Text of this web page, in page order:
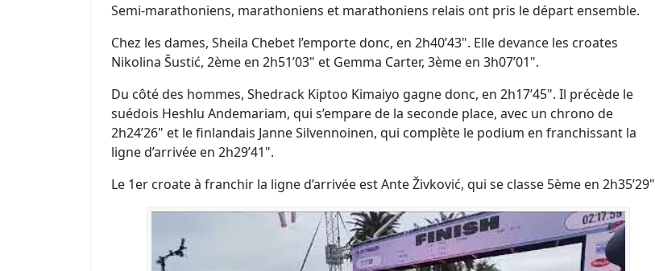
Semi-marathoniens, marathoniens et marathoniens relais ont pris le départ ensemble.
Chez les dames, Sheila Chebet l’emporte donc, en 2h40’43". Elle devance les croates
Nikolina Šustić, 2ème en 2h51’03" et Gemma Carter, 3ème en 3h07’01".
Du côté des hommes, Shedrack Kiptoo Kimaiyo gagne donc, en 2h17’45". Il précède le
suédois Heshlu Andemariam, qui s’empare de la seconde place, avec un chrono de
2h24’26" et le finlandais Janne Silvennoinen, qui complète le podium en franchissant la
ligne d’arrivée en 2h29’41".
Le 1er croate à franchir la ligne d’arrivée est Ante Živković, qui se classe 5ème en 2h35’29"